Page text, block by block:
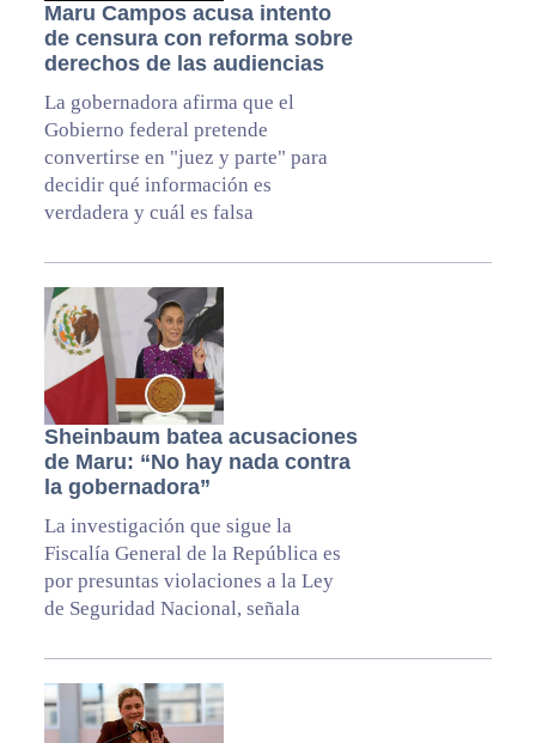
Maru Campos acusa intento
de censura con reforma sobre
derechos de las audiencias
La gobernadora afirma que el
Gobierno federal pretende
convertirse en "juez y parte" para
decidir qué información es
verdadera y cuál es falsa
Sheinbaum batea acusaciones
de Maru: “No hay nada contra
la gobernadora”
La investigación que sigue la
Fiscalía General de la República es
por presuntas violaciones a la Ley
de Seguridad Nacional, señala